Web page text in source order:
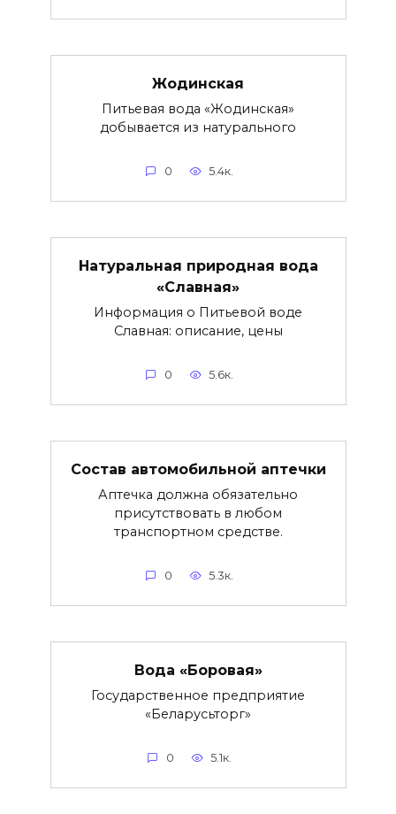
Жодинская
Питьевая вода «Жодинская»
добывается из натурального
0 5.4к.
Натуральная природная вода
«Славная»
Информация о Питьевой воде
Славная: описание, цены
0 5.6к.
Состав автомобильной аптечки
Аптечка должна обязательно
присутствовать в любом
транспортном средстве.
0 5.3к.
Вода «Боровая»
Государственное предприятие
«Беларусьторг»
0 5.1к.